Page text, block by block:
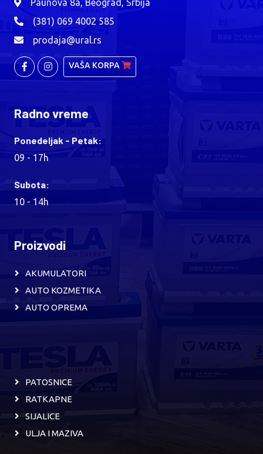
Paunova 8a, Beograd, Srbija
(381) 069 4002 585
prodaja@ural.rs
VAŠA KORPA
Radno vreme
Ponedeljak - Petak:
09 - 17h
Subota:
10 - 14h
Proizvodi
AKUMULATORI
AUTO KOZMETIKA
AUTO OPREMA
PATOSNICE
RATKAPNE
SIJALICE
ULJA I MAZIVA